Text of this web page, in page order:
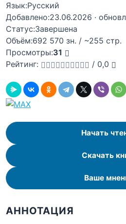
Язык:Русский
Добавлено:23.06.2026 ·
Статус:Завершена
Объём:692 570 зн. / ~255 стр.
Просмотры:31
Рейтинг:
/ 0,0
Начать
Скачать
Ваше
АННОТАЦИЯ